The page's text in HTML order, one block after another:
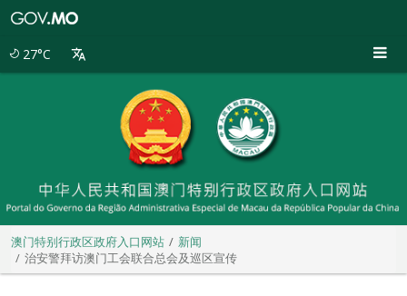
27°C
澳门特别行政区政府入口网站
新闻
治安警拜访澳门工会联合总会及巡区宣传